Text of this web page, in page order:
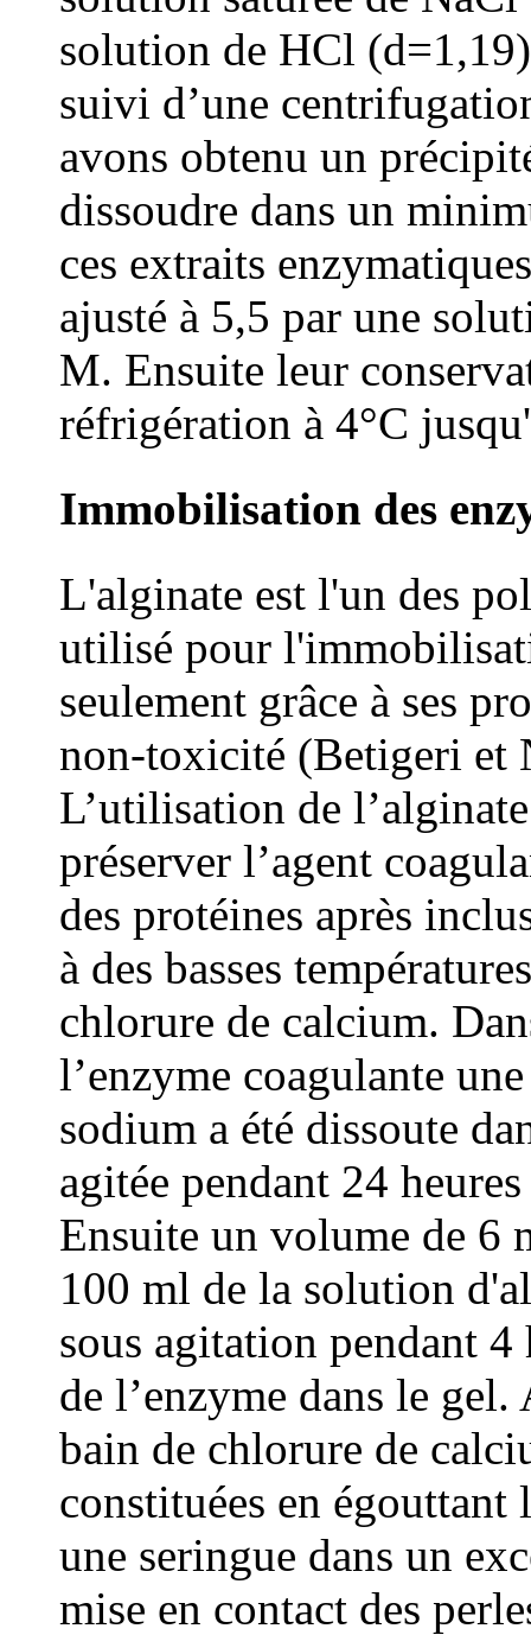
solution de HCl
suivi d’une
avons obtenu un
dissoudre dans un
ces extraits
ajusté à 5,5 par une
M. Ensuite leur
réfrigération à 4°C
Immobilisation des
L'alginate est l'un des
utilisé pour
seulement grâce à ses
non-toxicité (Betigeri et
L’utilisation de
préserver l’agent
des protéines après
à des basses
chlorure de calcium.
l’enzyme coagulante
sodium a été dissoute
agitée pendant 24
Ensuite un volume de 6
100 ml de la solution
sous agitation pendant
de l’enzyme dans le
bain de chlorure de
constituées en
une seringue dans un
mise en contact des